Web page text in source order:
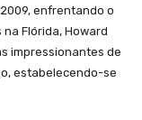
enfrentando o
Flórida, Howard
impressionantes de
estabelecendo-se